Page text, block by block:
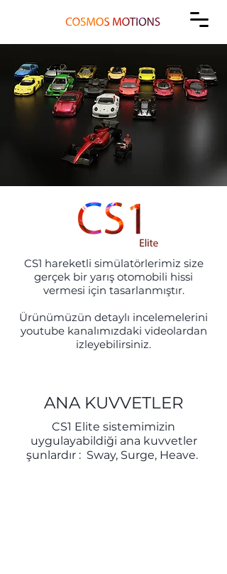
CS1 hareketli simülatörlerimiz size
gerçek bir yarış otomobili hissi
vermesi için tasarlanmıştır.
Ürünümüzün detaylı incelemelerini
youtube kanalımızdaki videolardan
izleyebilirsiniz.
ANA KUVVETLER
CS1 Elite sistemimizin
uygulayabildiği ana kuvvetler
şunlardır : Sway, Surge, Heave.